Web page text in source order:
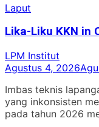
Laput
Lika-Liku KKN in
LPM Institut
Agustus 4, 2026
Imbas teknis
yang inkonsisten
pada tahun 2026